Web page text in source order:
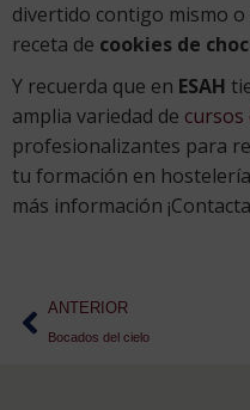
divertido contigo mismo
receta de cookies de
Y recuerda que en ESAH
amplia variedad de cursos
profesionalizantes para
tu formación en
más información
ANTERIOR
Bocados del cielo